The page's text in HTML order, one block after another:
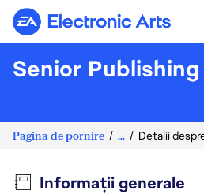
Electronic Arts
Senior
Pagina de pornire ... Detalii
Informații generale